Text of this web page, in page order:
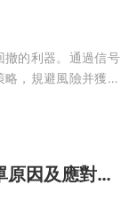
撤的利器。通過信号
，規避風險并獲得
慮穩定性、收益和
出決策。同時，交
交易新手必讀：MT4本地跟單漏單原因及應對措施解析